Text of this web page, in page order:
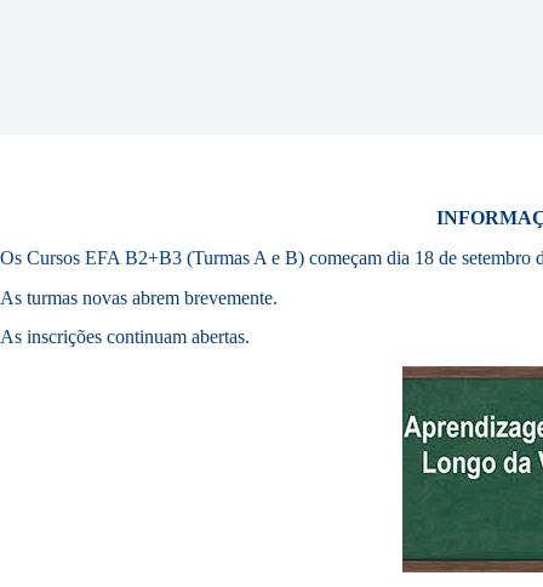
Os Cursos EFA B2+B3 (Turmas A e B) começam dia 18 de setembro
As turmas novas abrem brevemente.
As inscrições continuam abertas.